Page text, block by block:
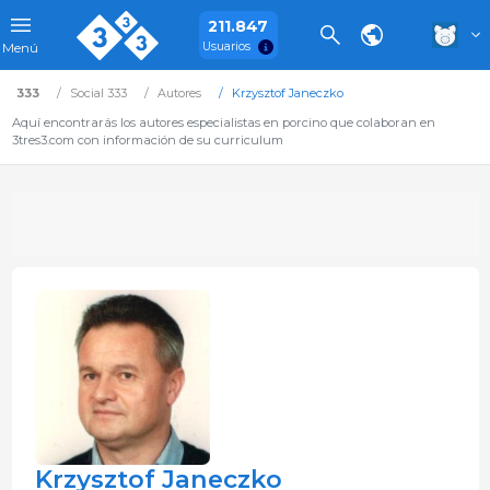
Menú
211.847
Usuarios
333 Social 333 Autores
Krzysztof Janeczko
Aquí encontrarás los autores especialistas en porcino que colaboran en
3tres3.com con información de su curriculum
Krzysztof Janeczko